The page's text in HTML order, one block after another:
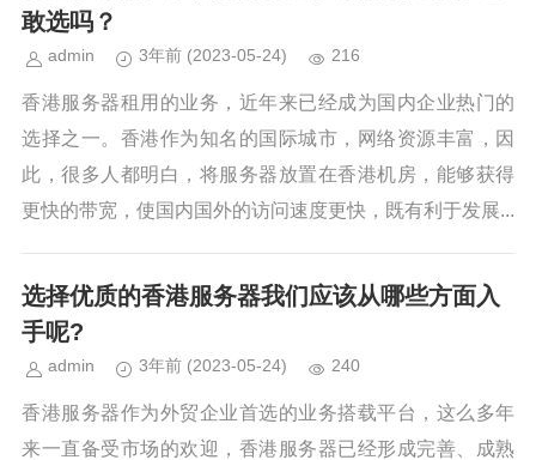
敢选吗？
admin 3年前 (2023-05-24) 216
香港服务器租用的业务，近年来已经成为国内企业热门的
选择之一。香港作为知名的国际城市，网络资源丰富，因
此，很多人都明白，将服务器放置在香港机房，能够获得
更快的带宽，使国内国外的访问速度更快，既有利于发展...
选择优质的香港服务器我们应该从哪些方面入
手呢?
admin 3年前 (2023-05-24) 240
香港服务器作为外贸企业首选的业务搭载平台，这么多年
来一直备受市场的欢迎，香港服务器已经形成完善、成熟